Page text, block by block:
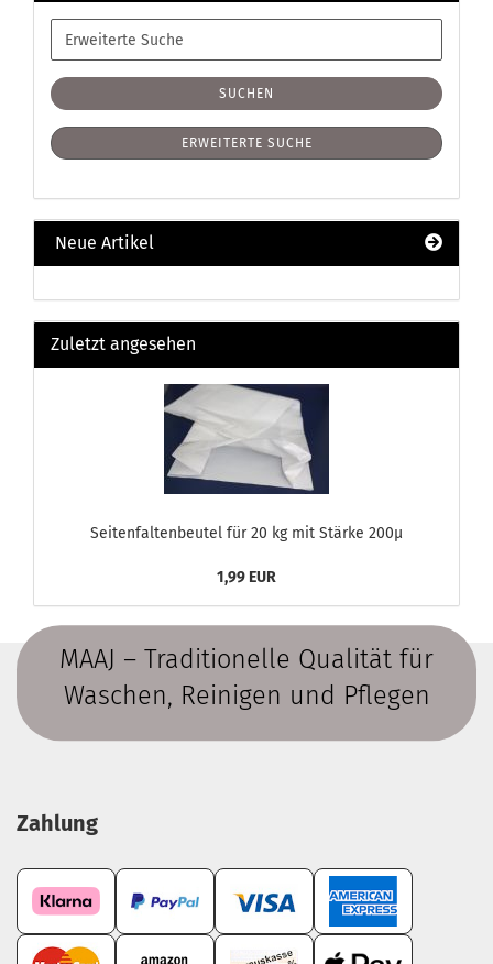
Erweiterte
Suche
SUCHEN
ERWEITERTE SUCHE
Neue Artikel
Zuletzt angesehen
Seitenfaltenbeutel für 20 kg mit Stärke 200µ
1,99 EUR
MAAJ – Traditionelle Qualität für
Waschen, Reinigen und Pflegen
Zahlung